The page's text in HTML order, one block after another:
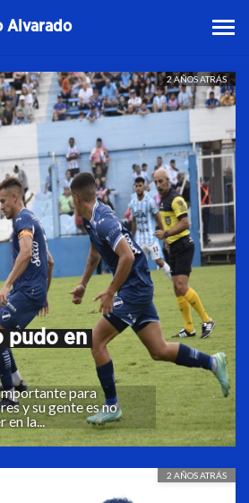
Alvarado
2 AÑOS ATRÁS
pudo en
para
y su gente es no
en la...
2 AÑOS ATRÁS